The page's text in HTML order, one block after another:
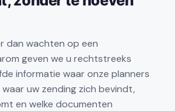
dan wachten op een
geven we u rechtstreeks
informatie waar onze planners
waar uw zending zich bevindt,
en welke documenten